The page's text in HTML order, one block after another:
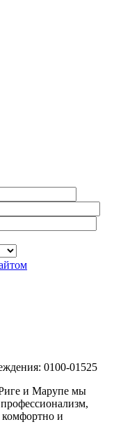
0100-01525
и Марупе мы
комфортно и